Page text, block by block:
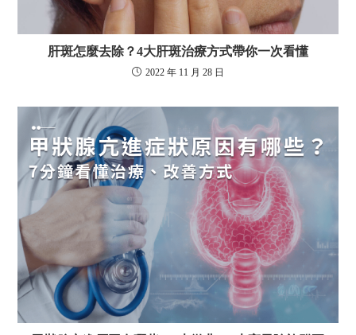
肝斑怎麼去除？4大肝斑治療方式帶你一次看懂
2022 年 11 月 28 日